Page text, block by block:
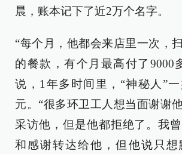
晨，账本记下了近2万个名字。
“每个月，他都会来店里一次，
的餐款，有个月最高付了9000
说，1年多时间里，“神秘人”一
元。“很多环卫工人想当面谢谢
采访他，但是他都拒绝了。我
和感谢转达给他，但他说只想